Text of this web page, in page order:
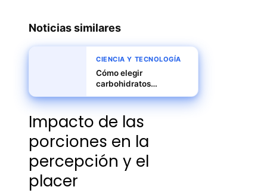
Noticias similares
CIENCIA Y TECNOLOGÍA
Cómo elegir
carbohidratos
complejos para energía
sostenida
Impacto de las
porciones en la
percepción y el
placer